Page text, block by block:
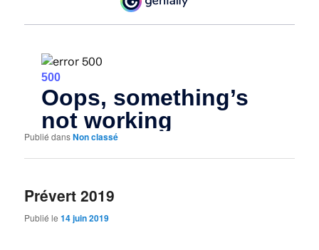
Publié dansNon classé
Prévert 2019
Publié le14 juin 2019